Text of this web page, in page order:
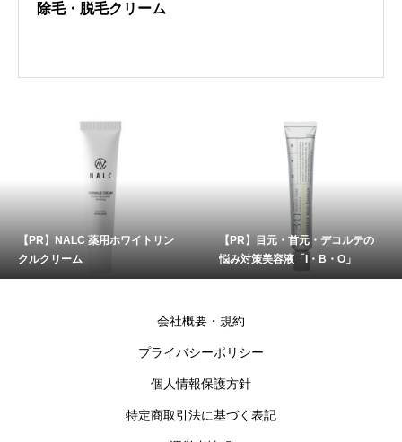
除毛・脱毛クリーム
【PR】NALC 薬用ホワイトリン
クルクリーム
【PR】目元・首元・デコルテの
悩み対策美容液「I・B・O」
会社概要・規約
プライバシーポリシー
個人情報保護方針
特定商取引法に基づく表記